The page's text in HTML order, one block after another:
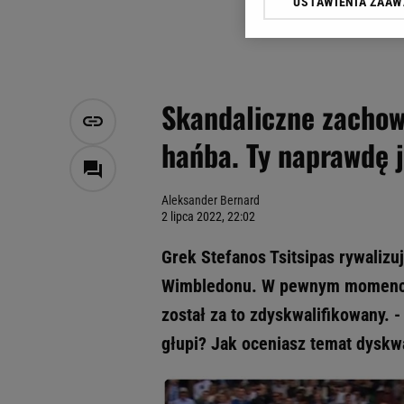
Skandaliczne
hańba. Ty
Aleksander Bernard
2 lipca 2022, 22:02
Grek Stefanos Tsitsipas
Wimbledonu. W pewnym
został za to zdyskwalifikowany.
głupi? Jak oceniasz temat
Klikając „Akceptuję”
Zaufanych Partnerów i
My, nasi Zaufani
Użycie dokładnych
Przechowywanie
badnie odbiorców i